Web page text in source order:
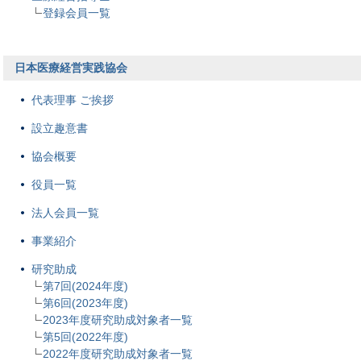
登録会員一覧
日本医療経営実践協会
代表理事 ご挨拶
設立趣意書
協会概要
役員一覧
法人会員一覧
事業紹介
研究助成
第7回(2024年度)
第6回(2023年度)
2023年度研究助成対象者一覧
第5回(2022年度)
2022年度研究助成対象者一覧